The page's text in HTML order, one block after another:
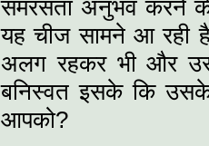
समरसता अनुभव करने
यह चीज सामने आ रही
अलग रहकर भी और
बनिस्वत इसके कि
आपको?